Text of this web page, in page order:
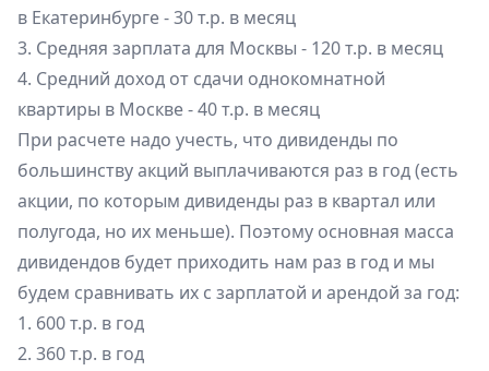
в Екатеринбурге - 30 т.р. в месяц
3. Средняя зарплата для Москвы - 120 т.р. в месяц
4. Средний доход от сдачи однокомнатной
квартиры в Москве - 40 т.р. в месяц
При расчете надо учесть, что дивиденды по
большинству акций выплачиваются раз в год (есть
акции, по которым дивиденды раз в квартал или
полугода, но их меньше). Поэтому основная масса
дивидендов будет приходить нам раз в год и мы
будем сравнивать их с зарплатой и арендой за год:
1. 600 т.р. в год
2. 360 т.р. в год